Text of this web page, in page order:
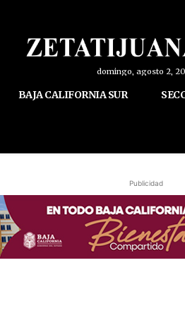
domingo, agosto 2,
BAJA CALIFORNIA SUR
Publicidad